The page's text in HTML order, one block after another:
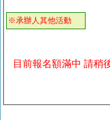
※承辦人其他活動
目前報名額滿中 請稍後，若有候補位置我們會再簡訊通知